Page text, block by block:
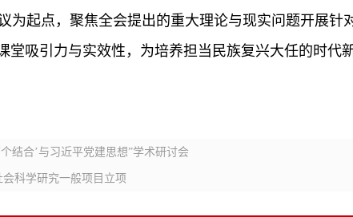
为起点， 聚焦全会提出的重大理论与现实问题开展针
堂吸引力与实效性， 为培养担当民族复兴大任的时代
结合’与习近平党建思想”学术研讨会
科学研究一般项目立项